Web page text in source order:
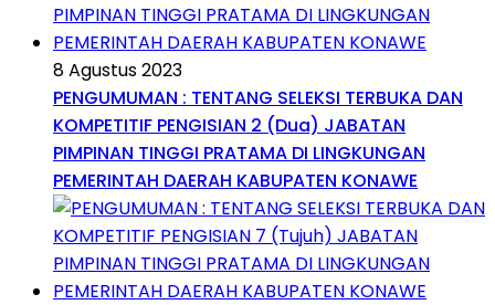
8 Agustus 2023
PENGUMUMAN : TENTANG SELEKSI TERBUKA DAN
KOMPETITIF PENGISIAN 2 (Dua) JABATAN
PIMPINAN TINGGI PRATAMA DI LINGKUNGAN
PEMERINTAH DAERAH KABUPATEN KONAWE